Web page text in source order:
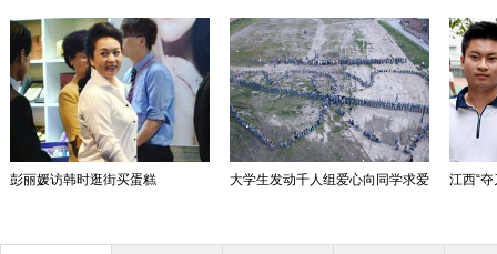
彭丽媛访韩时逛街买蛋糕 大学生发动千人组爱心向同学求爱 江西“